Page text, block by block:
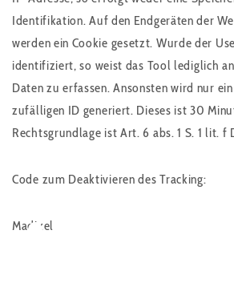
Identifikation. Auf den Endgeräten der
werden ein Cookie gesetzt. Wurde der
identifiziert, so weist das Tool lediglich
Daten zu erfassen. Ansonsten wird nur
zufälligen ID generiert. Dieses ist 30
Rechtsgrundlage ist Art. 6 abs. 1 S. 1 lit. f
Code zum Deaktivieren des Tracking:
Madixel